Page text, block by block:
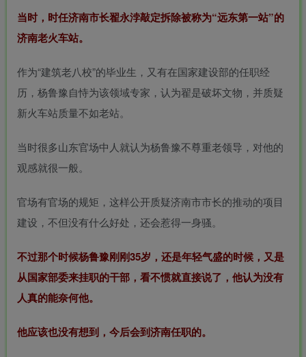
当时，时任济南市长翟永浡敲定拆除被称为“远东第一站”的
济南老火车站。
作为“建筑老八校”的毕业生，又有在国家建设部的任职经
历，杨鲁豫自恃为该领域专家，认为翟是破坏文物，并质疑
新火车站质量不如老站。
当时很多山东官场中人就认为杨鲁豫不尊重老领导，对他的
观感就很一般。
官场有官场的规矩，这样公开质疑济南市市长的推动的项目
建设，不但没有什么好处，还会惹得一身骚。
不过那个时候杨鲁豫刚刚35岁，还是年轻气盛的时候，又是
从国家部委来挂职的干部，看不惯就直接说了，他认为没有
人真的能奈何他。
他应该也没有想到，今后会到济南任职的。